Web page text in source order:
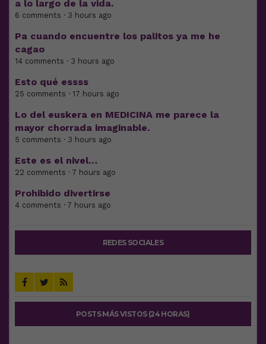
a lo largo de la vida.
6 comments · 3 hours ago
Pa cuando encuentre los palitos ya me he
cagao
14 comments · 3 hours ago
Esto qué essss
25 comments · 17 hours ago
Lo del euskera en MEDICINA me parece la
mayor chorrada imaginable.
5 comments · 3 hours ago
Este es el nivel…
22 comments · 7 hours ago
Prohibido divertirse
4 comments · 7 hours ago
REDES SOCIALES
POSTS MÁS VISTOS (24 HORAS)